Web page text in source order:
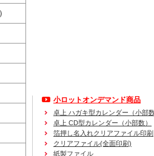
小ロットオンデマンド商品
卓上 ハガキ型カレンダー（小部
卓上 CD型カレンダー（小部数）
箔押し名入れクリアファイル印刷
クリアファイル(全面印刷)
紙製ファイル